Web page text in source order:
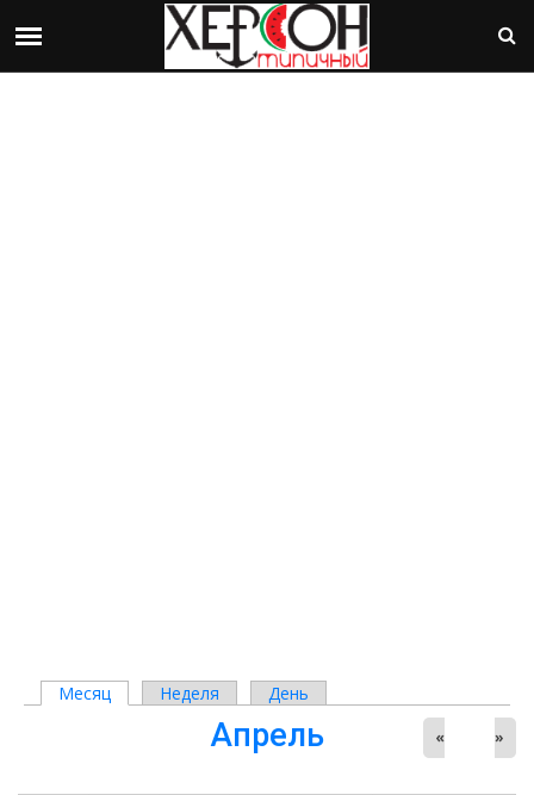
Главные вкладки
Месяц (активная вкладка)
Неделя День
Апрель « »